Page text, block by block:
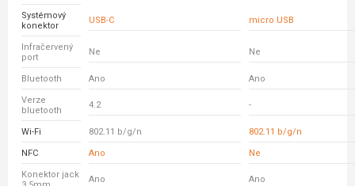
Systémový
konektor
USB-C micro USB
Infračervený
port
Ne Ne
Bluetooth Ano Ano
Verze
bluetooth
4.2 -
Wi-Fi 802.11 b/g/n 802.11 b/g/n
NFC Ano Ne
Konektor jack
Ano Ano